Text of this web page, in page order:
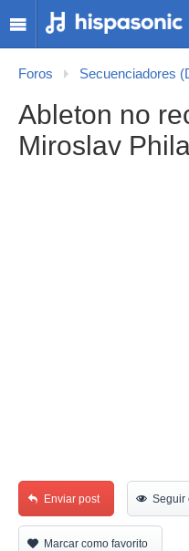
Foros Secuenciadores
Ableton no
Miroslav
Enviar post Seguir
Marcar como favorito